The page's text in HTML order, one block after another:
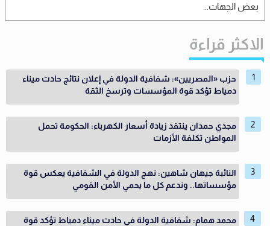
بعض الجهات...
الاكثر قراءة
حزب «المصريين»: شفافية الدولة في إعلان نتائج حادث ميناء
دمياط تؤكد قوة المؤسسات وترسخ الثقة
مجدي حمدان ينتقد زيادة أسعار الكهرباء: الحكومة تحمل
المواطن تكلفة الأزمات
النائبة جيهان شاهين: نهج الدولة في الشفافية يعكس قوة
مؤسساتها.. وندعم كل ما يحمي الأمن القومي
محمد همام: شفافية الدولة في حادث ميناء دمياط تؤكد قوة